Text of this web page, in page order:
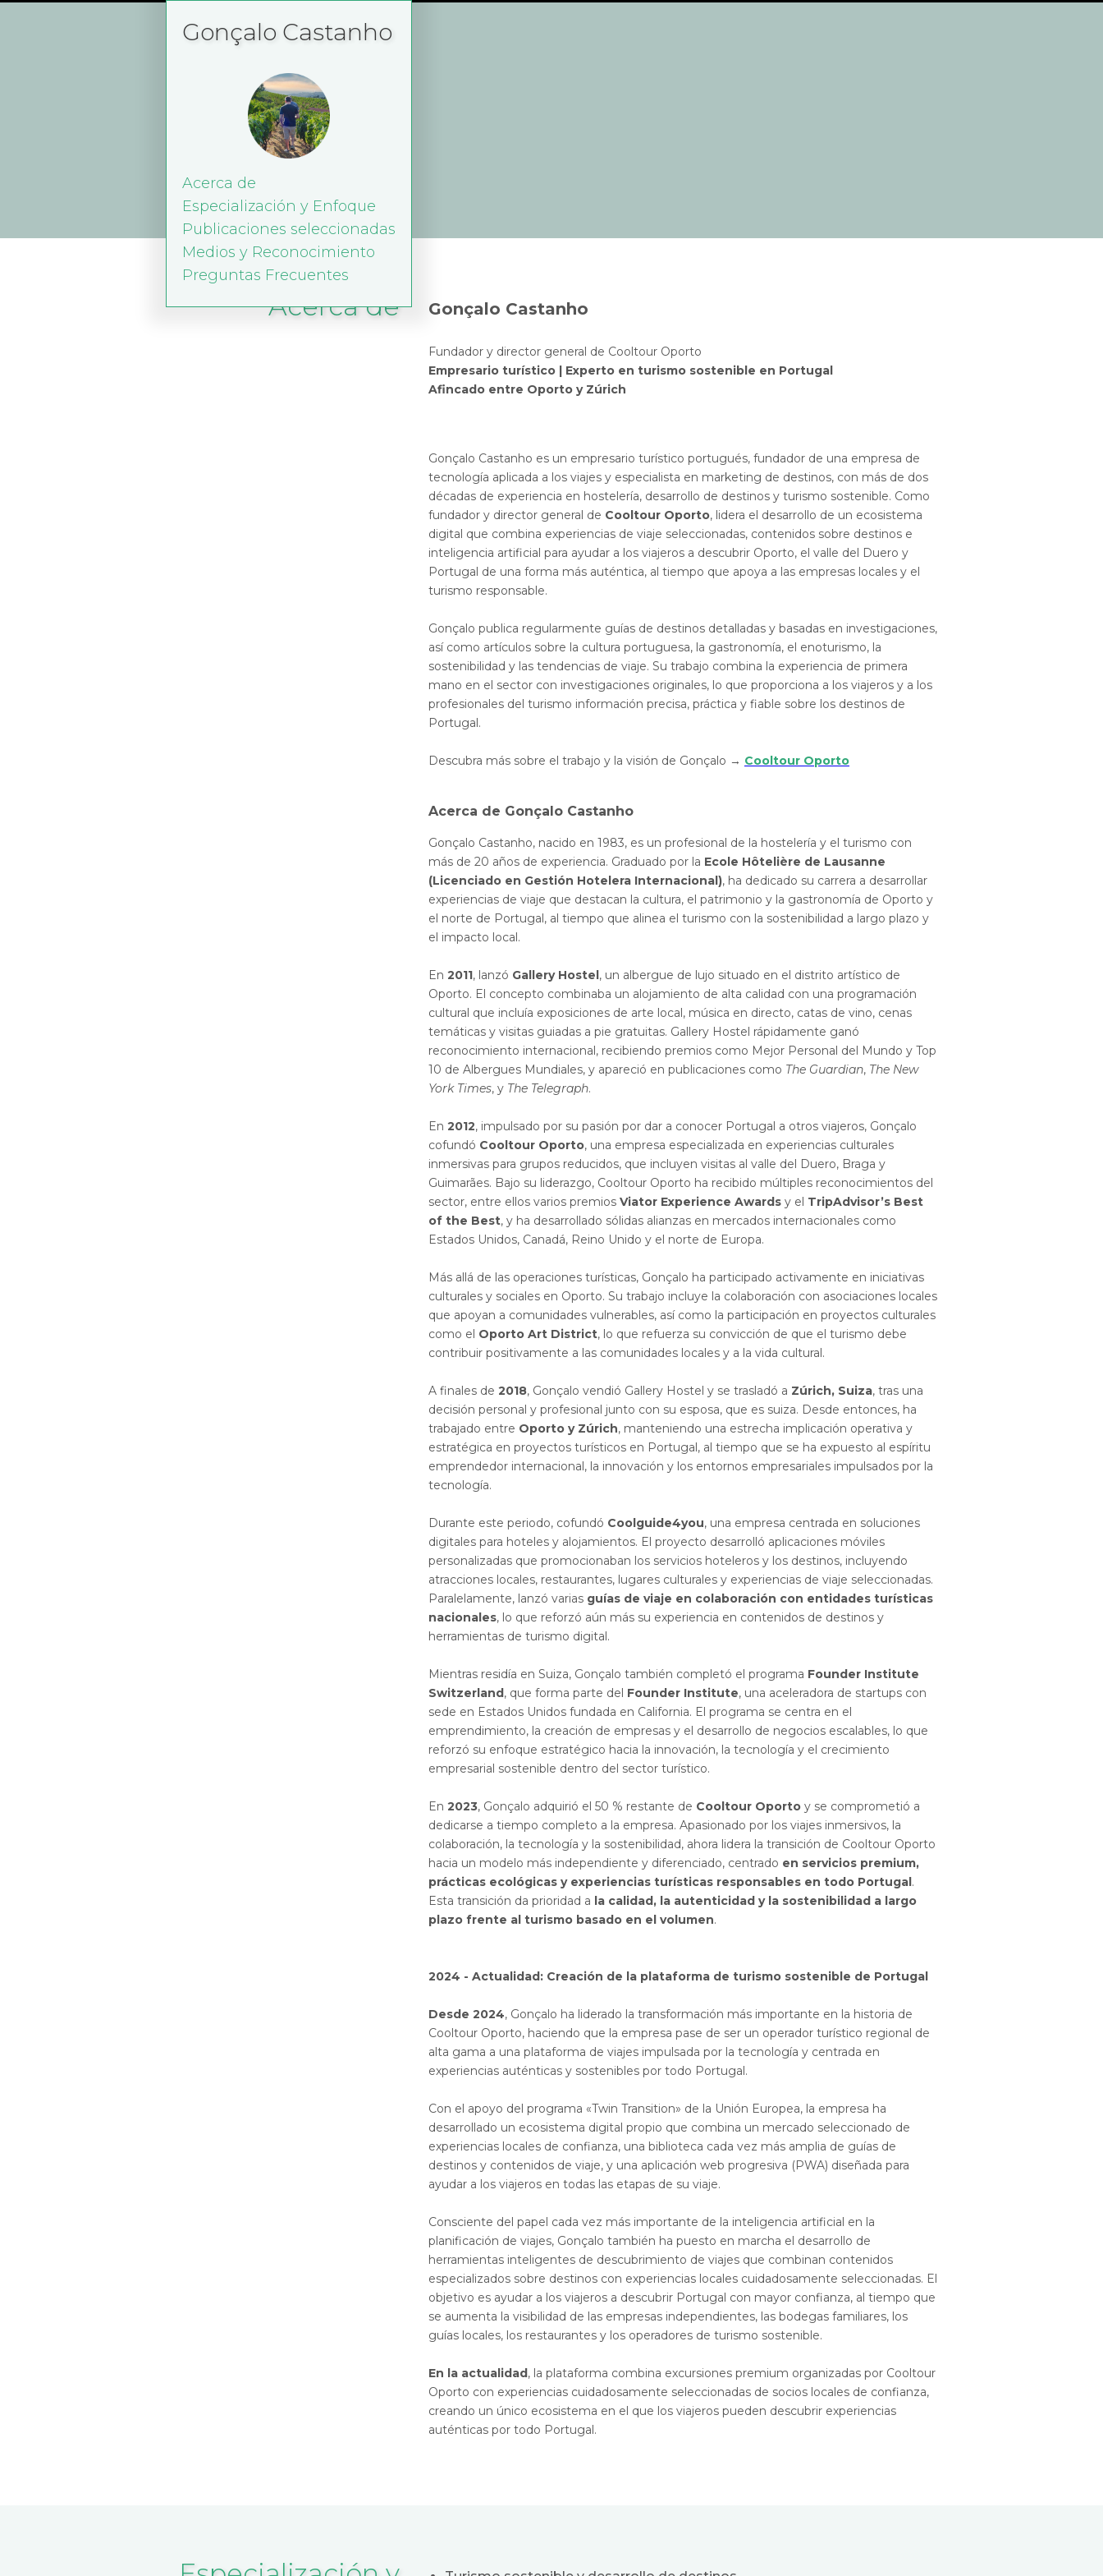
Gonçalo Castanho
Acerca de
Especialización y Enfoque
Publicaciones seleccionadas
Medios y Reconocimiento
Preguntas Frecuentes
Acerca de Gonçalo Castanho
Fundador y director general de Cooltour Oporto
Empresario turístico | Experto en turismo sostenible en Portugal
Afincado entre Oporto y Zúrich
Gonçalo Castanho es un empresario turístico portugués, fundador de una empresa de
tecnología aplicada a los viajes y especialista en marketing de destinos, con más de dos
décadas de experiencia en hostelería, desarrollo de destinos y turismo sostenible. Como
fundador y director general de Cooltour Oporto, lidera el desarrollo de un ecosistema
digital que combina experiencias de viaje seleccionadas, contenidos sobre destinos e
inteligencia artificial para ayudar a los viajeros a descubrir Oporto, el valle del Duero y
Portugal de una forma más auténtica, al tiempo que apoya a las empresas locales y el
turismo responsable.
Gonçalo publica regularmente guías de destinos detalladas y basadas en investigaciones,
así como artículos sobre la cultura portuguesa, la gastronomía, el enoturismo, la
sostenibilidad y las tendencias de viaje. Su trabajo combina la experiencia de primera
mano en el sector con investigaciones originales, lo que proporciona a los viajeros y a los
profesionales del turismo información precisa, práctica y fiable sobre los destinos de
Portugal.
Descubra más sobre el trabajo y la visión de Gonçalo → Cooltour Oporto
Acerca de Gonçalo Castanho
Gonçalo Castanho, nacido en 1983, es un profesional de la hostelería y el turismo con
más de 20 años de experiencia. Graduado por la Ecole Hôtelière de Lausanne
(Licenciado en Gestión Hotelera Internacional), ha dedicado su carrera a desarrollar
experiencias de viaje que destacan la cultura, el patrimonio y la gastronomía de Oporto y
el norte de Portugal, al tiempo que alinea el turismo con la sostenibilidad a largo plazo y
el impacto local.
En 2011, lanzó Gallery Hostel, un albergue de lujo situado en el distrito artístico de
Oporto. El concepto combinaba un alojamiento de alta calidad con una programación
cultural que incluía exposiciones de arte local, música en directo, catas de vino, cenas
temáticas y visitas guiadas a pie gratuitas. Gallery Hostel rápidamente ganó
reconocimiento internacional, recibiendo premios como Mejor Personal del Mundo y Top
10 de Albergues Mundiales, y apareció en publicaciones como The Guardian, The New
York Times, y The Telegraph.
En 2012, impulsado por su pasión por dar a conocer Portugal a otros viajeros, Gonçalo
cofundó Cooltour Oporto, una empresa especializada en experiencias culturales
inmersivas para grupos reducidos, que incluyen visitas al valle del Duero, Braga y
Guimarães. Bajo su liderazgo, Cooltour Oporto ha recibido múltiples reconocimientos del
sector, entre ellos varios premios Viator Experience Awardsy el TripAdvisor’s Best
of the Best, y ha desarrollado sólidas alianzas en mercados internacionales como
Estados Unidos, Canadá, Reino Unido y el norte de Europa.
Más allá de las operaciones turísticas, Gonçalo ha participado activamente en iniciativas
culturales y sociales en Oporto. Su trabajo incluye la colaboración con asociaciones locales
que apoyan a comunidades vulnerables, así como la participación en proyectos culturales
como el Oporto Art District, lo que refuerza su convicción de que el turismo debe
contribuir positivamente a las comunidades locales y a la vida cultural.
A finales de 2018, Gonçalo vendió Gallery Hostel y se trasladó a Zúrich, Suiza, tras una
decisión personal y profesional junto con su esposa, que es suiza. Desde entonces, ha
trabajado entre Oporto y Zúrich, manteniendo una estrecha implicación operativa y
estratégica en proyectos turísticos en Portugal, al tiempo que se ha expuesto al espíritu
emprendedor internacional, la innovación y los entornos empresariales impulsados por la
tecnología.
Durante este periodo, cofundó Coolguide4you, una empresa centrada en soluciones
digitales para hoteles y alojamientos. El proyecto desarrolló aplicaciones móviles
personalizadas que promocionaban los servicios hoteleros y los destinos, incluyendo
atracciones locales, restaurantes, lugares culturales y experiencias de viaje seleccionadas.
Paralelamente, lanzó varias guías de viaje en colaboración con entidades turísticas
nacionales, lo que reforzó aún más su experiencia en contenidos de destinos y
herramientas de turismo digital.
Mientras residía en Suiza, Gonçalo también completó el programa Founder Institute
Switzerland, que forma parte del Founder Institute, una aceleradora de startups con
sede en Estados Unidos fundada en California. El programa se centra en el
emprendimiento, la creación de empresas y el desarrollo de negocios escalables, lo que
reforzó su enfoque estratégico hacia la innovación, la tecnología y el crecimiento
empresarial sostenible dentro del sector turístico.
En 2023, Gonçalo adquirió el 50 % restante de Cooltour Oportoy se comprometió a
dedicarse a tiempo completo a la empresa. Apasionado por los viajes inmersivos, la
colaboración, la tecnología y la sostenibilidad, ahora lidera la transición de Cooltour Oporto
hacia un modelo más independiente y diferenciado, centrado en servicios premium,
prácticas ecológicas y experiencias turísticas responsables en todo Portugal.
Esta transición da prioridad a la calidad, la autenticidad y la sostenibilidad a largo
plazo frente al turismo basado en el volumen.
2024 - Actualidad: Creación de la plataforma de turismo sostenible de Portugal
Desde 2024, Gonçalo ha liderado la transformación más importante en la historia de
Cooltour Oporto, haciendo que la empresa pase de ser un operador turístico regional de
alta gama a una plataforma de viajes impulsada por la tecnología y centrada en
experiencias auténticas y sostenibles por todo Portugal.
Con el apoyo del programa «Twin Transition» de la Unión Europea, la empresa ha
desarrollado un ecosistema digital propio que combina un mercado seleccionado de
experiencias locales de confianza, una biblioteca cada vez más amplia de guías de
destinos y contenidos de viaje, y una aplicación web progresiva (PWA) diseñada para
ayudar a los viajeros en todas las etapas de su viaje.
Consciente del papel cada vez más importante de la inteligencia artificial en la
planificación de viajes, Gonçalo también ha puesto en marcha el desarrollo de
herramientas inteligentes de descubrimiento de viajes que combinan contenidos
especializados sobre destinos con experiencias locales cuidadosamente seleccionadas. El
objetivo es ayudar a los viajeros a descubrir Portugal con mayor confianza, al tiempo que
se aumenta la visibilidad de las empresas independientes, las bodegas familiares, los
guías locales, los restaurantes y los operadores de turismo sostenible.
En la actualidad, la plataforma combina excursiones premium organizadas por Cooltour
Oporto con experiencias cuidadosamente seleccionadas de socios locales de confianza,
creando un único ecosistema en el que los viajeros pueden descubrir experiencias
auténticas por todo Portugal.